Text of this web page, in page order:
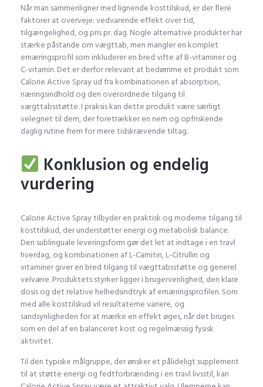
Når man sammenligner med lignende kosttilskud, er der flere
faktorer at overveje: vedvarende effekt over tid,
tilgængelighed, og pris pr. dag. Nogle alternative produkter har
stærke påstande om vægttab, men mangler en komplet
ernæringsprofil som inkluderer en bred vifte af B-vitaminer og
C-vitamin. Det er derfor relevant at bedømme et produkt som
Calorie Active Spray ud fra kombinationen af absorption,
næringsindhold og den overordnede tilgang til
vægttabsstøtte. I praksis kan dette produkt være særligt
velegnet til dem, der foretrækker en nem og opfriskende
daglig rutine frem for mere tidskrævende tiltag.
Konklusion og endelig
vurdering
Calorie Active Spray tilbyder en praktisk og moderne tilgang til
kosttilskud, der understøtter energi og metabolisk balance.
Den sublinguale leveringsform gør det let at indtage i en travl
hverdag, og kombinationen af L-Carnitin, L-Citrullin og
vitaminer giver en bred tilgang til vægttabsstøtte og generel
velvære. Produktets styrker ligger i brugervenlighed, den klare
dosis og det relative helhedsindtryk af ernæringsprofilen. Som
med alle kosttilskud vil resultaterne variere, og
sandsynligheden for at mærke en effekt øges, når det bruges
som en del af en balanceret kost og regelmæssig fysisk
aktivitet.
Til den typiske målgruppe, der ønsker et pålideligt supplement
til at støtte energi og fedtforbrænding i en travl livsstil, kan